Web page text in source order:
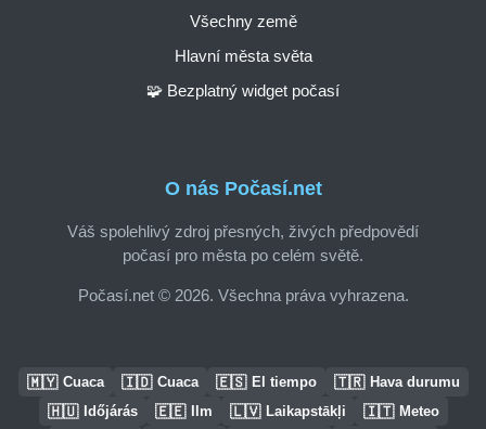
O nás Počasí.net
Váš spolehlivý zdroj přesných, živých předpovědí
počasí pro města po celém světě.
Počasí.net © 2026. Všechna práva vyhrazena.
Všechny země
Hlavní města světa
🧩 Bezplatný widget počasí
🇲🇾 Cuaca 🇮🇩 Cuaca 🇪🇸 El tiempo 🇹🇷 Hava durumu
🇭🇺 Időjárás 🇪🇪 Ilm 🇱🇻 Laikapstākļi 🇮🇹 Meteo